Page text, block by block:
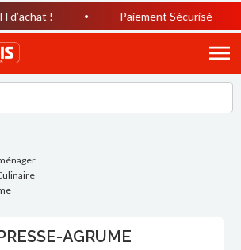
! Paiement Sécurisé
AGRUME